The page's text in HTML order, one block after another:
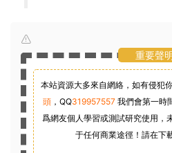
重要聲
本站資源大多來自網絡，如有侵犯
頭 ， QQ319957557 我們會第一時
爲網友個人學習或測試研究使用，
于任何商業途徑！請在下